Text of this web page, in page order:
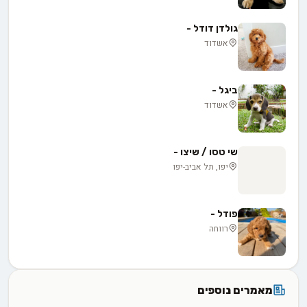
גולדן דודל -
אשדוד
ביגל -
אשדוד
שי טסו / שיצו -
יפו, תל אביב-יפו
פודל -
רווחה
מאמרים נוספים